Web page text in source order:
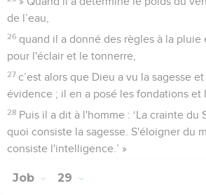
de l’eau,
26 quand il a donné des règles à la pluie
pour l'éclair et le tonnerre,
27 c’est alors que Dieu a vu la sagesse et
évidence ; il en a posé les fondations et
28 Puis il a dit à l'homme : ‘La crainte du
quoi consiste la sagesse. S'éloigner du
consiste l'intelligence.’ »
Job 29